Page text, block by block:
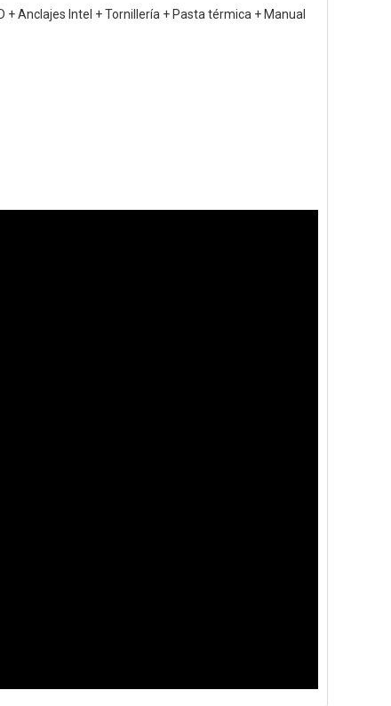
Anclajes Intel + Tornillería + Pasta térmica + Manual